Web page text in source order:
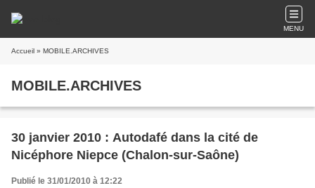
MENU
Accueil » MOBILE.ARCHIVES
MOBILE.ARCHIVES
30 janvier 2010 : Autodafé dans la cité de
Nicéphore Niepce (Chalon-sur-Saône)
Publié le 31/01/2010 à 12:22